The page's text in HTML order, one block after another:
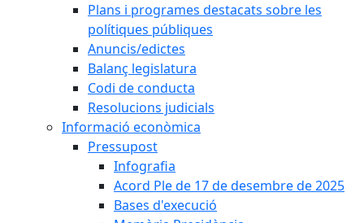
Plans i programes destacats sobre les
polítiques públiques
Anuncis/edictes
Balanç legislatura
Codi de conducta
Resolucions judicials
Informació econòmica
Pressupost
Infografia
Acord Ple de 17 de desembre de 2025
Bases d'execució